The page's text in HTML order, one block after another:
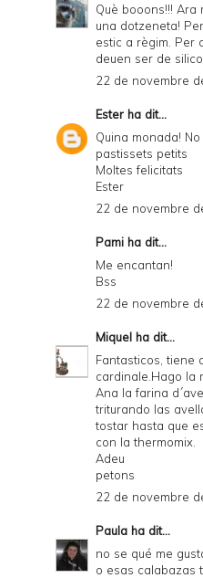
Què booons!!! Ara
una dotzeneta!
estic a règim. Per
deuen ser de
22 de novembre
Ester ha dit...
Quina monada!
pastissets petits
Moltes felicitats
Ester
22 de novembre
Pami ha dit...
Me encantan!
Bss
22 de novembre
Miquel ha dit...
Fantasticos, tiene
cardinale.Hago la
Ana la farina
triturando las
tostar hasta que
con la thermomix.
Adeu
petons
22 de novembre
Paula ha dit...
no se qué me
o esas calabazas